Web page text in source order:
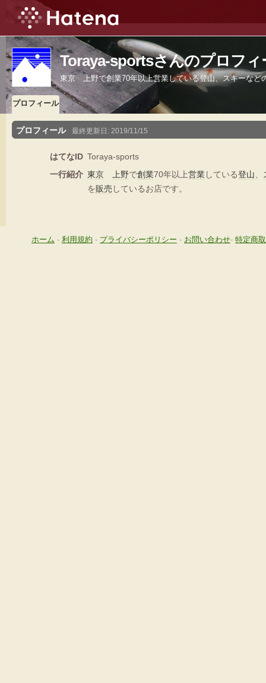
Toraya-sportsさんのプロフィ
東京 上野で創業70年以上営業している登山、スキーなど
プロフィール
プロフィール 最終更新日: 2019/11/15
はてなID Toraya-sports
一行紹介 東京 上野で創業70年以上営業している登山、
を販売 しているお店です。
ホーム - 利用規約 - プライバシーポリシー - お問い合わせ- 特定商